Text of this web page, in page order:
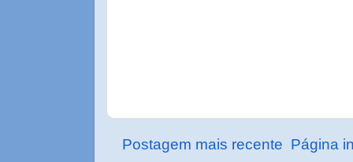
Postagem mais recente Página